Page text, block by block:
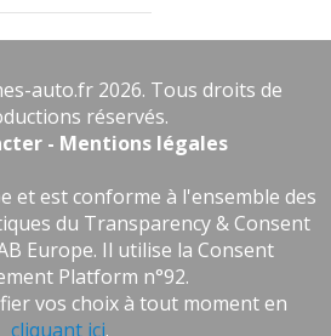
auto.fr 2026. Tous droits de
réservés.
- Mentions légales
et est conforme à l'ensemble des
du Transparency & Consent
Europe. Il utilise la Consent
Platform n°92.
vos choix à tout moment en
cliquant ici.